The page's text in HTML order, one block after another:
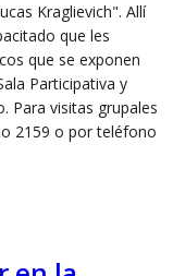
Kraglievich". Allí
que les
que se exponen
Participativa y
Para visitas grupales
2159 o por teléfono